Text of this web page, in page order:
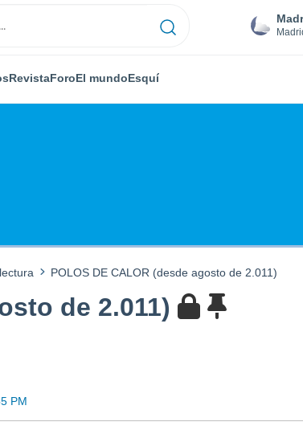
RevistaForoEl mundoEsquí
POLOS DE CALOR (desde agosto de 2.011)
de 2.011)
PM